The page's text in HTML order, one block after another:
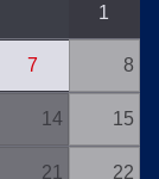
1
7 8
14 15
21 22